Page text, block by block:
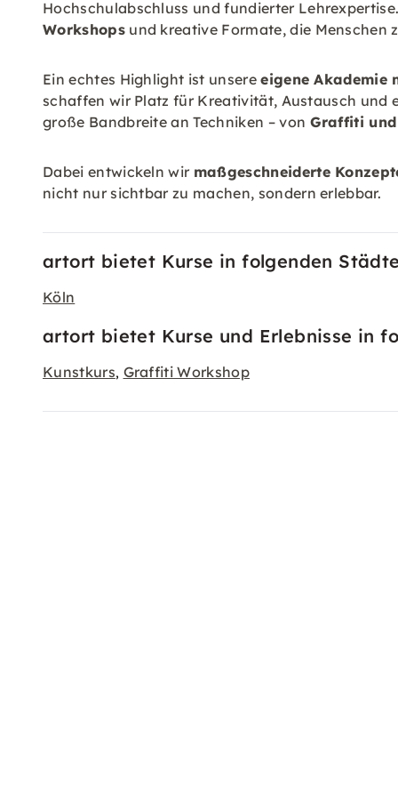
Hochschulabschluss und fundierter
Workshopsund kreative Formate, die Menschen
Ein echtes Highlight ist unsereeigene Akademie
schaffen wir Platz für Kreativität, Austausch und
große Bandbreite an Techniken – von Graffiti
Dabei entwickeln wir maßgeschneiderte
nicht nur sichtbar zu machen, sondern erlebbar.
artort bietet Kurse in folgenden
Köln
artort bietet Kurse und Erlebnisse in
Kunstkurs, Graffiti Workshop